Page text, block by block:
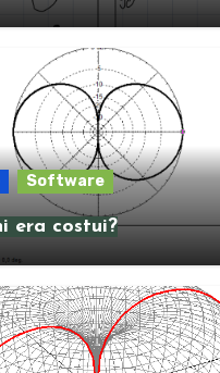
Software
era costui?